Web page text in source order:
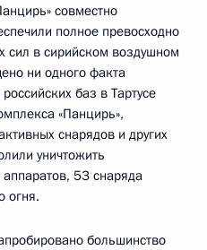
совместно
полное превосходно
сил в сирийском воздушном
ни одного факта
баз в Тартусе
«Панцирь»,
снарядов и других
уничтожить
53 снаряда
огня.
большинство